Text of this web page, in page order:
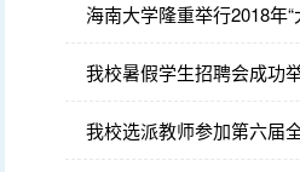
海南大学隆重举行2018年
我校暑假学生招聘会成功
我校选派教师参加第六届